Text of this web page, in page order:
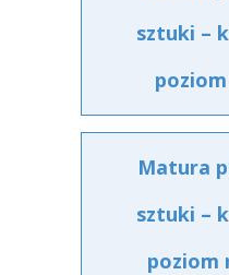
sztuki –
Matura
sztuki –
poziom